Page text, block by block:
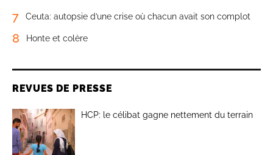
7 Ceuta: autopsie d’une crise où chacun avait son complot
8 Honte et colère
REVUES DE PRESSE
HCP: le célibat gagne nettement du terrain